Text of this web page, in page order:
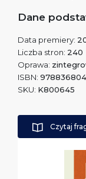
Dane
Data premiery:
Liczba stron: 240
Oprawa:
ISBN:
SKU: K800645
Czytaj